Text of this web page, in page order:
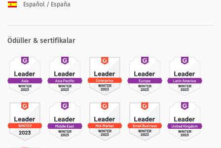
Español / España
Ödüller & sertifikalar